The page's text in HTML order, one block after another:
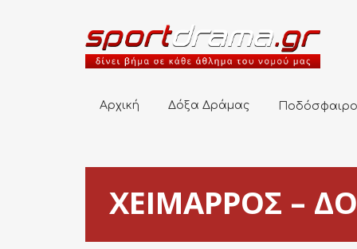
Αρχική Δόξα Δράμας Ποδόσφαιρο
ΧΕΙΜΑΡΡΟΣ –